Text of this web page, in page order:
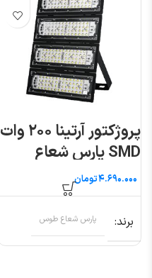
پروژکتور آرتینا ۲۰۰ وات
SMD پارس شعاع
طوس تومان
برند پارس شعاع طوس